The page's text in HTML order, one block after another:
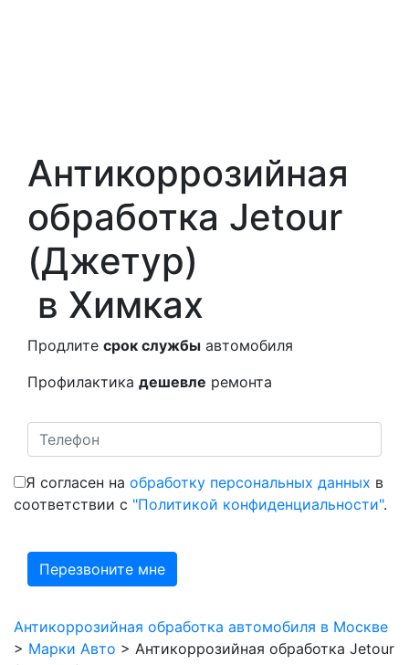
Антикоррозийная
обработка Jetour
(Джетур)
в Химках
Продлите срок службы автомобиля
Профилактика дешевле ремонта
Я согласен на обработку персональных данных в
соответствии с "Политикой конфиденциальности".
Антикоррозийная обработка автомобиля в Москве
> Марки Авто > Антикоррозийная обработка Jetour